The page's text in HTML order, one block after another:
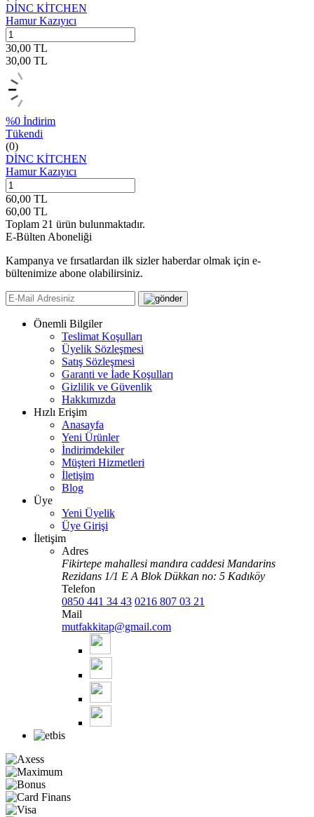
DİNC KİTCHEN
Hamur Kazıyıcı
30,00 TL
30,00 TL
%0 İndirim
Tükendi
(0)
DİNC KİTCHEN
Hamur Kazıyıcı
60,00 TL
60,00 TL
Toplam 21 ürün bulunmaktadır.
E-Bülten Aboneliği
Kampanya ve fırsatlardan ilk sizler haberdar olmak için e-
bültenimize abone olabilirsiniz.
Önemli Bilgiler
Teslimat Koşulları
Üyelik Sözleşmesi
Satış Sözleşmesi
Garanti ve İade Koşulları
Gizlilik ve Güvenlik
Hakkımızda
Hızlı Erişim
Anasayfa
Yeni Ürünler
İndirimdekiler
Müşteri Hizmetleri
İletişim
Blog
Üye
Yeni Üyelik
Üye Girişi
İletişim
Adres
Fikirtepe mahallesi mandıra caddesi Mandarins
Rezidans 1/1 E A Blok Dükkan no: 5 Kadıköy
Telefon
0850 441 34 43 0216 807 03 21
Mail
mutfakkitap@gmail.com